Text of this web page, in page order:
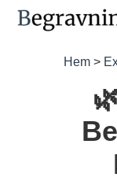
Hem >